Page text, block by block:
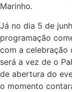
Marinho.
Já no dia 5 de
programação
com a celebração
será a vez de o
de abertura do
o momento